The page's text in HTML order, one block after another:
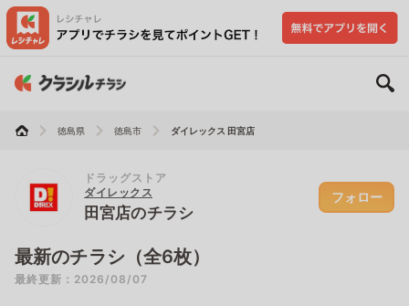
徳島県 徳島市 ダイレックス 田宮店
ドラッグストア
ダイレックス
田宮店のチラシ
フォロー
最新のチラシ（全6枚）
最終更新：2026/08/07